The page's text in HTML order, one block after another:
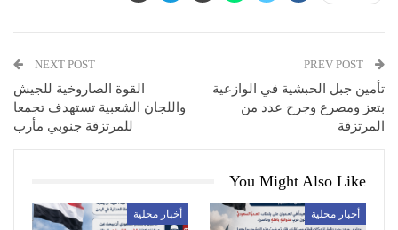
تأمين جبل الحبشية في الوازعية
بتعز ومصرع وجرح عدد من
المرتزقة
NEXT POST
القوة الصاروخية للجيش
واللجان الشعبية تستهدف تجمعا
للمرتزقة جنوبي مأرب
You Might Also Like
أخبار محلية أخبار محلية